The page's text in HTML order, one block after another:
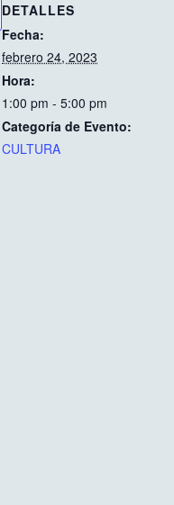
DETALLES
Fecha:
febrero 24, 2023
Hora:
1:00 pm - 5:00 pm
Categoría de Evento:
CULTURA